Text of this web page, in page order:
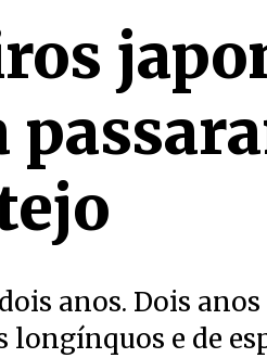
anos. Dois anos
longínquos e de